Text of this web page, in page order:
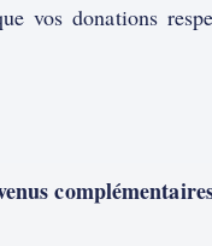
vos donations